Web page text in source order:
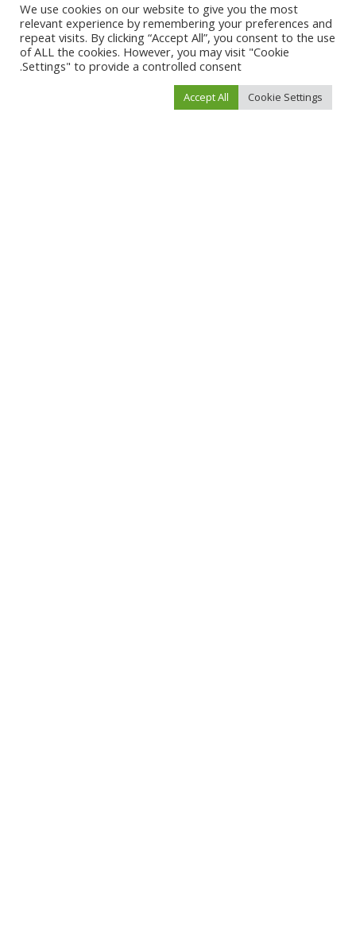
We use cookies on our website to give you the most
relevant experience by remembering your preferences and
repeat visits. By clicking “Accept All”, you consent to the use
of ALL the cookies. However, you may visit "Cookie
Settings" to provide a controlled consent.
Cookie Settings
Accept All